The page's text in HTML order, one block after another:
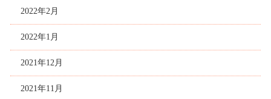
2022年2月
2022年1月
2021年12月
2021年11月